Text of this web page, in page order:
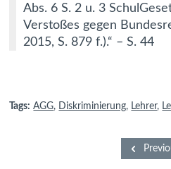
Abs. 6 S. 2 u. 3
Verstoßes gegen
2015, S. 879 f.).“ – S. 44
Tags: AGG, Diskriminierung, Lehrer,